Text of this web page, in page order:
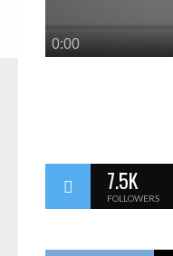
7.5K
FOLLOWERS